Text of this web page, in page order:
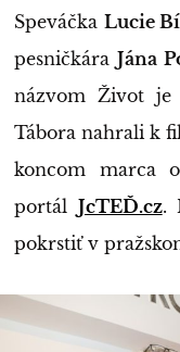
Speváčka Lucie
pesničkáraJána
názvom Život
Tábora nahrali k
koncom marca
portál JcTEĎ.cz.
pokrstiť v